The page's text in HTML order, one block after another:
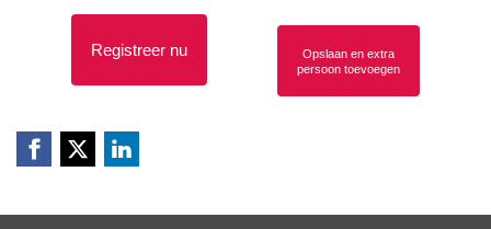
Registreer nu
Opslaan en extra
persoon toevoegen